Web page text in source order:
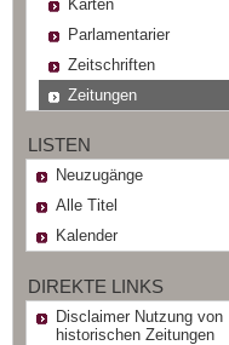
Karten
Parlamentarier
Zeitschriften
Zeitungen
LISTEN
Neuzugänge
Alle Titel
Kalender
DIREKTE LINKS
Disclaimer Nutzung von
historischen Zeitungen